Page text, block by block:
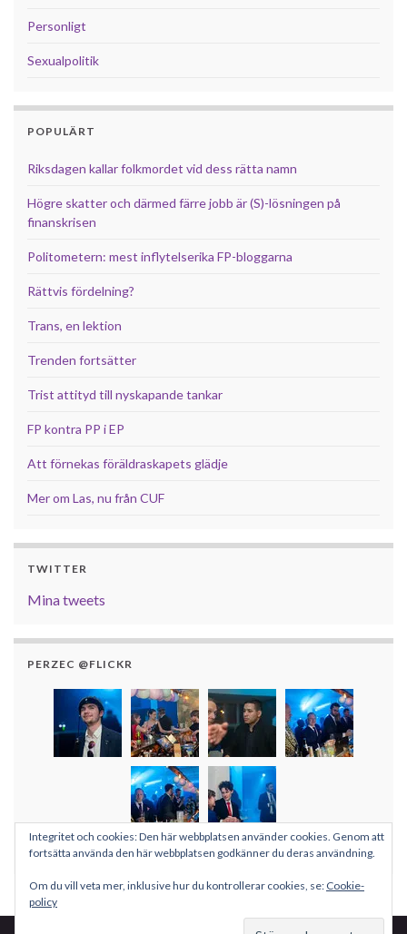
Personligt
Sexualpolitik
POPULÄRT
Riksdagen kallar folkmordet vid dess rätta namn
Högre skatter och därmed färre jobb är (S)-lösningen på
finanskrisen
Politometern: mest inflytelserika FP-bloggarna
Rättvis fördelning?
Trans, en lektion
Trenden fortsätter
Trist attityd till nyskapande tankar
FP kontra PP i EP
Att förnekas föräldraskapets glädje
Mer om Las, nu från CUF
TWITTER
Mina tweets
PERZEC @FLICKR
Fler bilder
Integritet och cookies: Den här webbplatsen använder cookies. Genom att
fortsätta använda den här webbplatsen godkänner du deras användning.
Om du vill veta mer, inklusive hur du kontrollerar cookies, se: Cookie-
policy